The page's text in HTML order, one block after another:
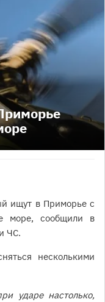
ищут в Приморье с
море, сообщили в
ЧС.
несколькими
ударе настолько,